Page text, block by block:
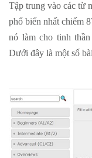
Tập trung vào các từ
phổ biến nhất chiếm
nó làm cho tinh
Dưới đây là một số